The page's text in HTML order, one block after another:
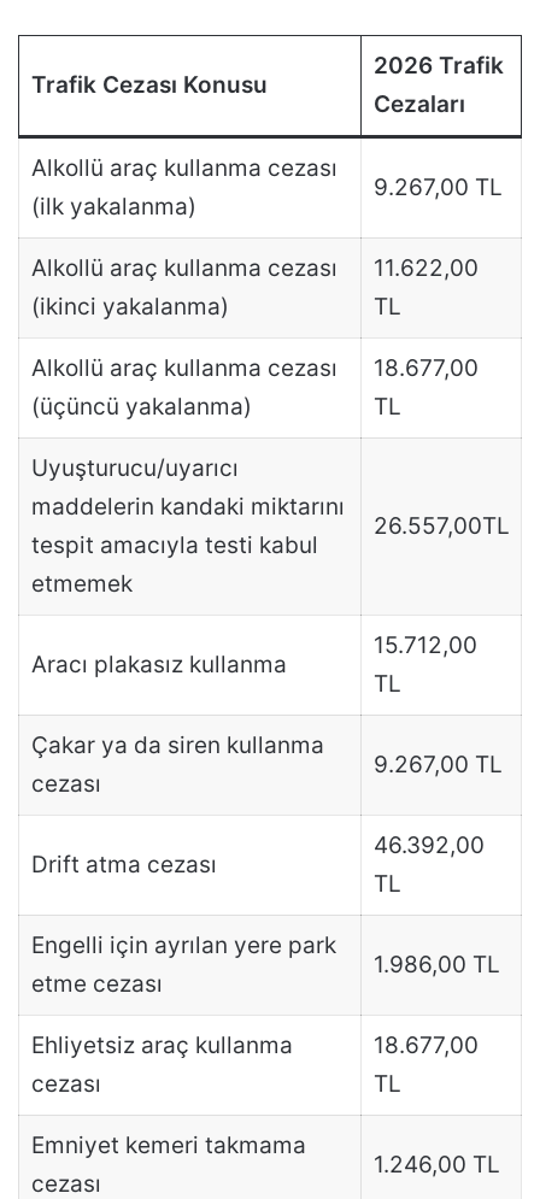
Trafik Cezası Konusu
2026 Trafik
Cezaları
Alkollü araç kullanma cezası
(ilk yakalanma)
9.267,00 TL
Alkollü araç kullanma cezası
(ikinci yakalanma)
11.622,00
TL
Alkollü araç kullanma cezası
(üçüncü yakalanma)
18.677,00
TL
Uyuşturucu/uyarıcı
maddelerin kandaki miktarını
tespit amacıyla testi kabul
etmemek
26.557,00TL
Aracı plakasız kullanma
15.712,00
TL
Çakar ya da siren kullanma
cezası
9.267,00 TL
Drift atma cezası
46.392,00
TL
Engelli için ayrılan yere park
etme cezası
1.986,00 TL
Ehliyetsiz araç kullanma
cezası
18.677,00
TL
Emniyet kemeri takmama
cezası
1.246,00 TL